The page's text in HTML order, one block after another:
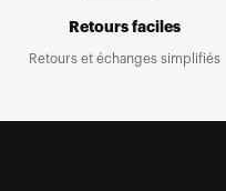
Retours faciles
Retours et échanges simplifiés